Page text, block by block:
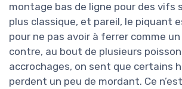
montage bas de ligne pour des vifs
plus classique, et pareil, le piquant
pour ne pas avoir à ferrer comme un
contre, au bout de plusieurs
accrochages, on sent que certains
perdent un peu de mordant. Ce